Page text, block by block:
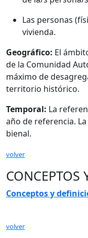
Las personas
vivienda.
Geográfico: El
de la Comunidad
máximo de
territorio histórico.
Temporal: La
año de referencia.
bienal.
volver
CONCEPTOS
Conceptos y
volver